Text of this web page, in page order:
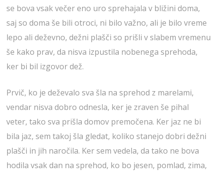
se bova vsak večer eno uro sprehajala v bližini doma,
saj so doma še bili otroci, ni bilo važno, ali je bilo vreme
lepo ali deževno, dežni plašči so prišli v slabem vremenu
še kako prav, da nisva izpustila nobenega sprehoda,
ker bi bil izgovor dež.
Prvič, ko je deževalo sva šla na sprehod z marelami,
vendar nisva dobro odnesla, ker je zraven še pihal
veter, tako sva prišla domov premočena. Ker jaz ne bi
bila jaz, sem takoj šla gledat, koliko stanejo dobri dežni
plašči in jih naročila. Ker sem vedela, da tako ne bova
hodila vsak dan na sprehod, ko bo jesen, pomlad, zima,